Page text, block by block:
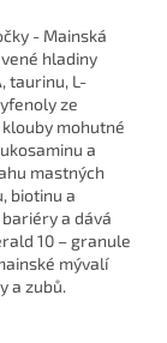
- Mainská
hladiny
taurinu, L-
ze
mohutné
a
mastných
biotinu a
a dává
10 – granule
mývalí
a zubů.